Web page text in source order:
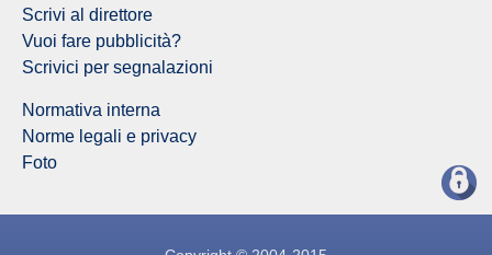
Scrivi al direttore
Vuoi fare pubblicità?
Scrivici per segnalazioni
Normativa interna
Norme legali e privacy
Foto